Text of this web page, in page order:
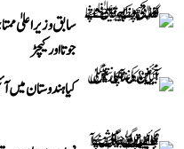
سابق وزیر اعلیٰ
جوتا اور کیچڑ
کیا ہندوستان میں